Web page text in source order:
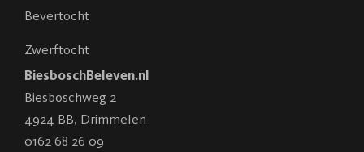
Bevertocht
Zwerftocht
BiesboschBeleven.nl
Biesboschweg 2
4924 BB, Drimmelen
0162 68 26 09